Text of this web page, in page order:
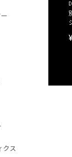
クス
リント サーフ